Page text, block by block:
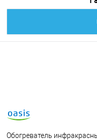
Обогреватель